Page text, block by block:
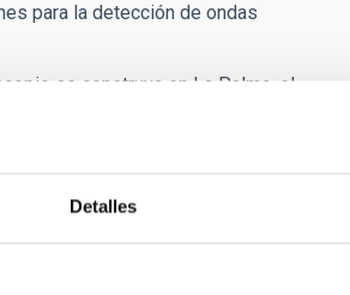
Detalles
para la detección de ondas
se construya en La Palma, el
difíciles de prever. Por tanto,
estar preparados por si esas
del TMT en Hawái. En ese caso,
añadió que hay otros proyectos de
Solar Europeo tiene que
el espacio que se ha concedido